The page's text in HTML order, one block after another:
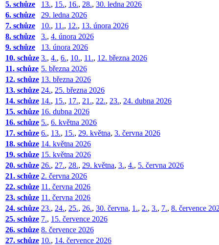
5. schůze
13., 15., 16., 28., 30. ledna 2026
6. schůze
29. ledna 2026
7. schůze
10., 11., 12., 13. února 2026
8. schůze
3., 4. února 2026
9. schůze
13. února 2026
10. schůze 3., 4., 6., 10., 11., 12. března 2026
11. schůze 5. března 2026
12. schůze 13. března 2026
13. schůze 24., 25. března 2026
14. schůze 14., 15., 17., 21., 22., 23., 24. dubna 2026
15. schůze 16. dubna 2026
16. schůze 5., 6. května 2026
17. schůze 6., 13., 15., 29. května, 3. června 2026
18. schůze 14. května 2026
19. schůze 15. května 2026
20. schůze 26., 27., 28., 29. května, 3., 4., 5. června 2026
21. schůze 2. června 2026
22. schůze 11. června 2026
23. schůze 11. června 2026
24. schůze 23., 24., 25., 26., 30. června, 1., 2., 3., 7., 8. července
25. schůze 7., 15. července 2026
26. schůze 8. července 2026
27. schůze 10., 14. července 2026